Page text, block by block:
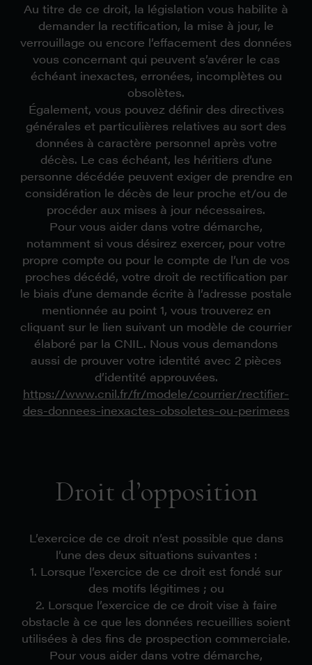
Au titre de ce droit, la législation vous habilite à
demander la rectification, la mise à jour, le
verrouillage ou encore l’effacement des données
vous concernant qui peuvent s’avérer le cas
échéant inexactes, erronées, incomplètes ou
obsolètes.
Également, vous pouvez définir des directives
générales et particulières relatives au sort des
données à caractère personnel après votre
décès. Le cas échéant, les héritiers d’une
personne décédée peuvent exiger de prendre en
considération le décès de leur proche et/ou de
procéder aux mises à jour nécessaires.
Pour vous aider dans votre démarche,
notamment si vous désirez exercer, pour votre
propre compte ou pour le compte de l’un de vos
proches décédé, votre droit de rectification par
le biais d’une demande écrite à l’adresse postale
mentionnée au point 1, vous trouverez en
cliquant sur le lien suivant un modèle de courrier
élaboré par la CNIL. Nous vous demandons
aussi de prouver votre identité avec 2 pièces
d’identité approuvées.
https://www.cnil.fr/fr/modele/courrier/rectifier-
des-donnees-inexactes-obsoletes-ou-perimees
Droit d’opposition
L’exercice de ce droit n’est possible que dans
l’une des deux situations suivantes :
1. Lorsque l’exercice de ce droit est fondé sur
des motifs légitimes ; ou
2. Lorsque l’exercice de ce droit vise à faire
obstacle à ce que les données recueillies soient
utilisées à des fins de prospection commerciale.
Pour vous aider dans votre démarche,